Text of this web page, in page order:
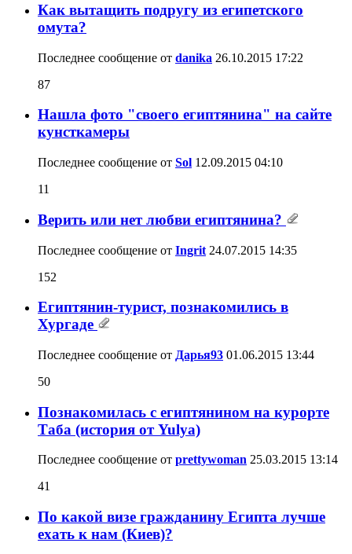
Как вытащить подругу из египетского
омута?
Последнее сообщение от danika 26.10.2015 17:22
87
Нашла фото "своего египтянина" на сайте
кунсткамеры
Последнее сообщение от Sol 12.09.2015 04:10
11
Верить или нет любви египтянина?
Последнее сообщение от Ingrit 24.07.2015 14:35
152
Египтянин-турист, познакомились в
Хургаде
Последнее сообщение от Дарья93 01.06.2015 13:44
50
Познакомилась с египтянином на курорте
Таба (история от Yulya)
Последнее сообщение от prettywoman 25.03.2015 13:14
41
По какой визе гражданину Египта лучше
ехать к нам (Киев)?